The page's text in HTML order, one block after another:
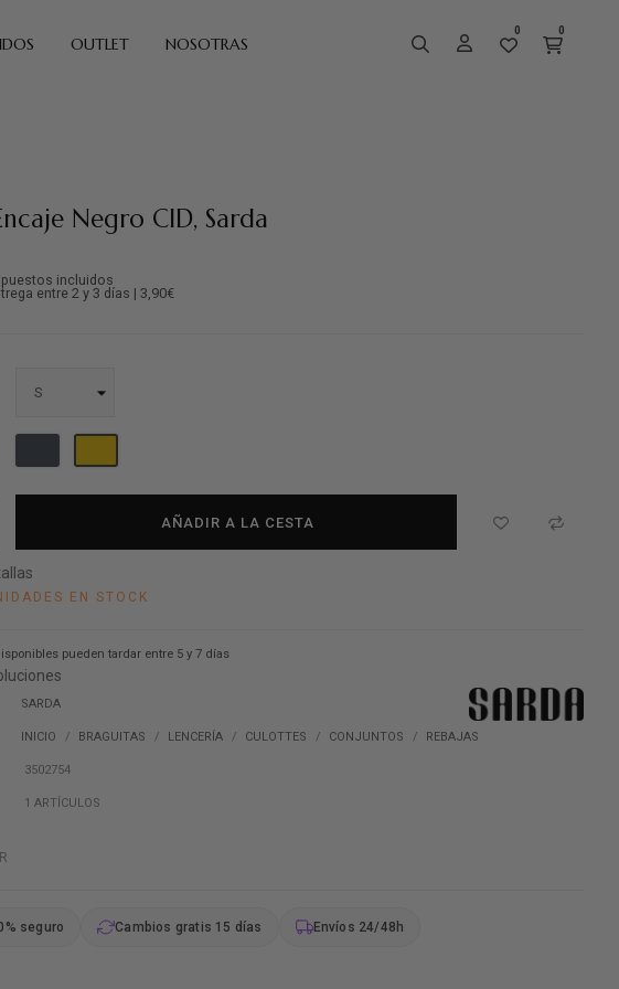
OUTLET NOSOTRAS
0 0
Negro CID, Sarda
incluidos
entre 2 y 3 días | 3,90€
AÑADIR A LA CESTA
EN STOCK
pueden tardar entre 5 y 7 días
SARDA
INICIO BRAGUITAS LENCERÍA CULOTTES CONJUNTOS
REBAJAS
3502754
1 ARTÍCULOS
seguro Cambios gratis 15 días Envíos 24/48h